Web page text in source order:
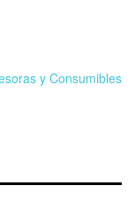
y Consumibles